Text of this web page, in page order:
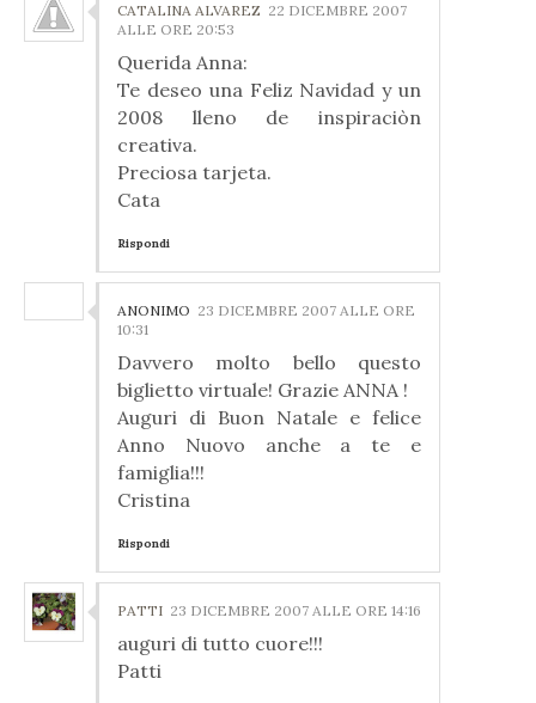
CATALINA ALVAREZ 22 DICEMBRE 2007
ALLE ORE 20:53
Querida Anna:
Te deseo una Feliz Navidad y un
2008 lleno de inspiraciòn
creativa.
Preciosa tarjeta.
Cata
Rispondi
ANONIMO 23 DICEMBRE 2007 ALLE ORE
10:31
Davvero molto bello questo
biglietto virtuale! Grazie ANNA !
Auguri di Buon Natale e felice
Anno Nuovo anche a te e
famiglia!!!
Cristina
Rispondi
PATTI 23 DICEMBRE 2007 ALLE ORE 14:16
auguri di tutto cuore!!!
Patti